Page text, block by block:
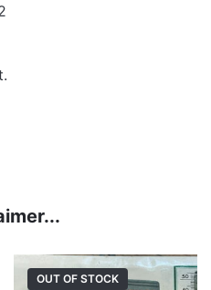
OUT OF STOCK